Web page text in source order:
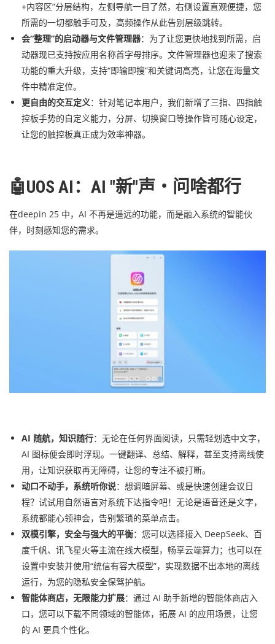
+内容区”分层结构，左侧导航一目了然，右侧设置直观便捷，您
所需的一切都触手可及，高频操作从此告别层级跳转。
会“整理”的启动器与文件管理器：为了让您更快地找到所需，启
动器现已支持按应用名称首字母排序。文件管理器也迎来了搜索
功能的重大升级，支持“即输即搜”和关键词高亮，让您在海量文
件中精准定位。
更自由的交互定义：针对笔记本用户，我们新增了三指、四指触
控板手势的自定义能力，分屏、切换窗口等操作皆可随心设定，
让您的触控板真正成为效率神器。
🤖UOS AI：AI "新"声・问啥都行
在deepin 25 中，AI 不再是遥远的功能，而是融入系统的智能伙
伴，时刻感知您的需求。
AI 随航，知识随行：无论在任何界面阅读，只需轻划选中文字，
AI 图标便会即时浮现。一键翻译、总结、解释，甚至支持离线使
用，让知识获取再无障碍，让您的专注不被打断。
动口不动手，系统听你说：想调暗屏幕、或是快速创建会议日
程？试试用自然语言对系统下达指令吧！无论是语音还是文字，
系统都能心领神会，告别繁琐的菜单点击。
双模引擎，安全与强大的平衡：您可以选择接入 DeepSeek、百
度千帆、讯飞星火等主流在线大模型，畅享云端算力；也可以在
设置中安装并使用“统信有容大模型”，实现数据不出本地的离线
运行，为您的隐私安全保驾护航。
智能体商店，无限能力扩展：通过 AI 助手新增的智能体商店入
口，您可以下载不同领域的智能体，拓展 AI 的应用场景，让您
的 AI 更具个性化。